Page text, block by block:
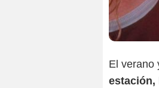
El verano
estación,